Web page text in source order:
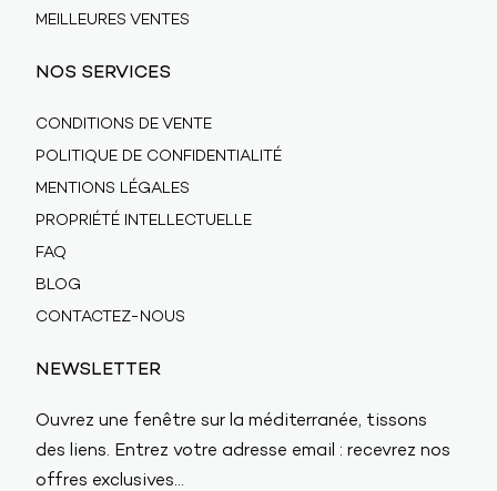
MEILLEURES VENTES
NOS SERVICES
CONDITIONS DE VENTE
POLITIQUE DE CONFIDENTIALITÉ
MENTIONS LÉGALES
PROPRIÉTÉ INTELLECTUELLE
FAQ
BLOG
CONTACTEZ-NOUS
NEWSLETTER
Ouvrez une fenêtre sur la méditerranée, tissons
des liens. Entrez votre adresse email : recevrez nos
offres exclusives...